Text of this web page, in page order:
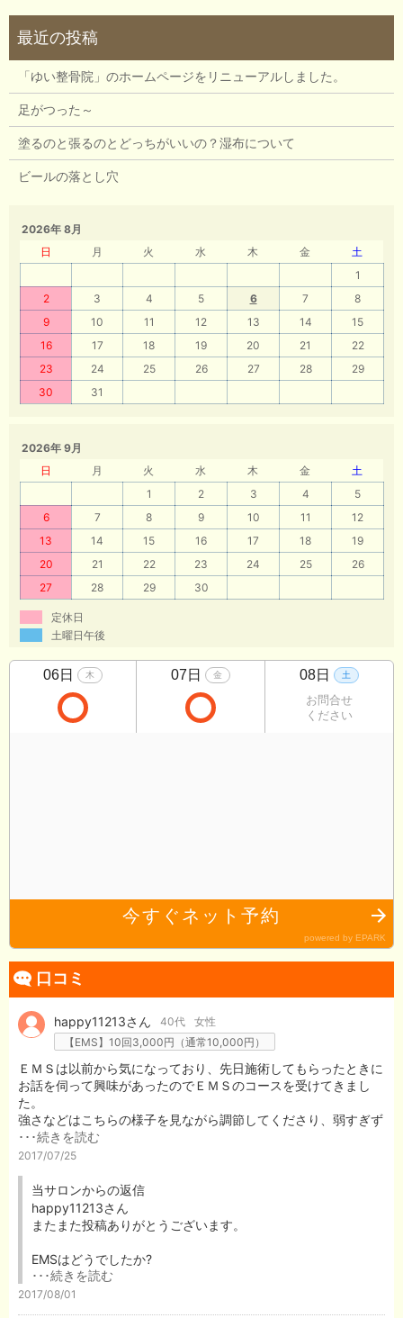
「ゆい整骨院」のホームページをリニューアルしました。
足がつった～
塗るのと張るのとどっちがいいの？湿布について
ビールの落とし穴
2026年 8月
日
月 火 水 木 金
土
1
2
3 4 5 6 7
8
9
10 11 12 13 14
15
16
17 18 19 20 21
22
23
24 25 26 27 28
29
30
31
2026年 9月
日
月 火 水 木 金
土
1
2 3 4
5
6
7 8 9 10 11
12
13
14 15 16 17 18
19
20
21 22 23 24 25
26
27
28 29 30
定休日
土曜日午後
アイコン
口コミ
happy11213さん 40代
女性
【EMS】10回3,000円（通常10,000円）
ＥＭＳは以前から気になっており、先日施術してもらったときに
お話を伺って興味があったのでＥＭＳのコースを受けてきまし
た。
強さなどはこちらの様子を見ながら調節してくださり、弱すぎず
強すぎずのところを見極めながらやってくれました。
くすぐったかったり、ぐっともまれる感じがしたり、はじめてだ
じでした。
お腹の筋肉に直接効く感じがして翌日軽い筋肉痛に(笑)
しっかり効いてくれている証拠ですね。
･･･続きを読む
2017/07/25
当サロンからの返信
happy11213さん
またまた投稿ありがとうございます。
EMSはどうでしたか?
結構強烈に感じたかもしれませんね。
･･･続きを読む
2017/08/01